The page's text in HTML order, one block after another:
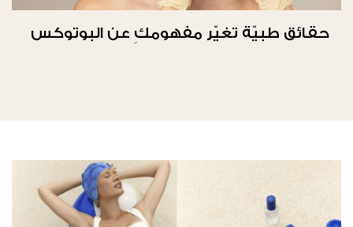
حقائق طبيّة تغيّر مفهومكِ عن البوتوكس